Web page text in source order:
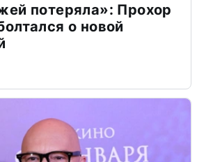
потеряла»: Прохор
о новой